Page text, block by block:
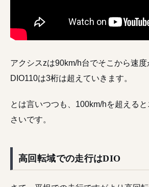
アクシスzは90km/h台でそこから速度
DIO110は3桁は超えていきます。
とは言いつつも、100km/hを超える
さいです。
高回転域での走行はDIO